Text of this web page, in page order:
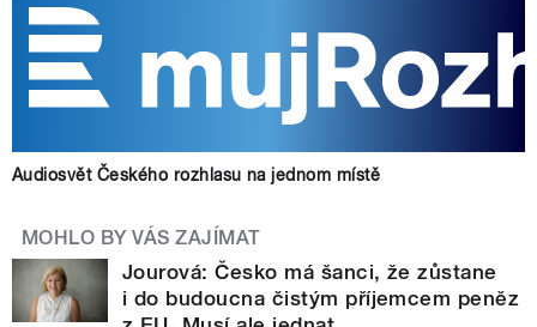
Audiosvět Českého rozhlasu na jednom místě
MOHLO BY VÁS ZAJÍMAT
Jourová: Česko má šanci, že zůstane
i do budoucna čistým příjemcem peněz